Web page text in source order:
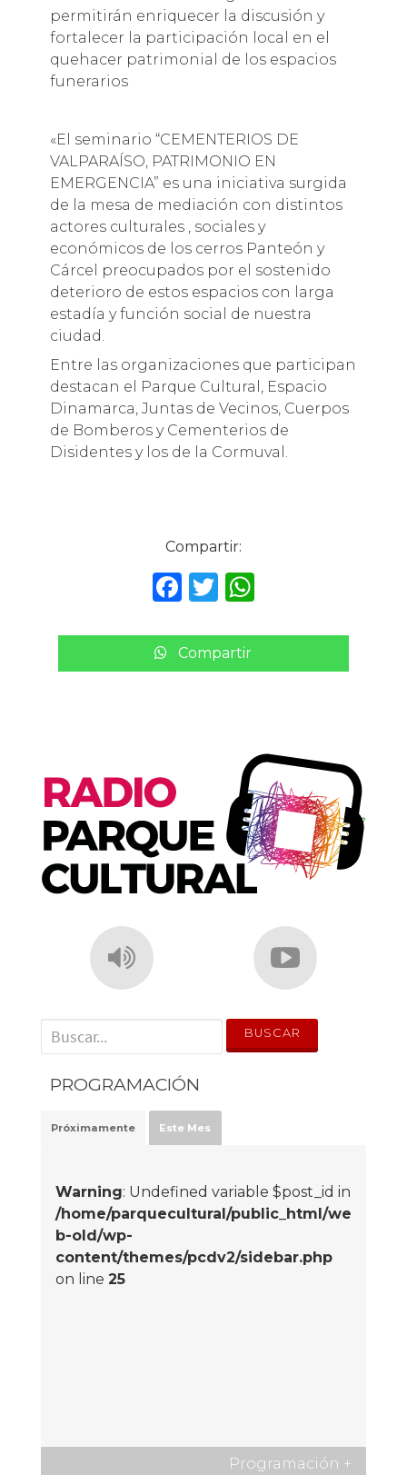
permitirán enriquecer la discusión y
fortalecer la participación local en el
quehacer patrimonial de los espacios
funerarios
«El seminario “CEMENTERIOS DE
VALPARAÍSO, PATRIMONIO EN
EMERGENCIA” es una iniciativa surgida
de la mesa de mediación con distintos
actores culturales , sociales y
económicos de los cerros Panteón y
Cárcel preocupados por el sostenido
deterioro de estos espacios con larga
estadía y función social de nuestra
ciudad.
Entre las organizaciones que participan
destacan el Parque Cultural, Espacio
Dinamarca, Juntas de Vecinos, Cuerpos
de Bomberos y Cementerios de
Disidentes y los de la Cormuval.
Compartir:
F
c
e
T
it
te
W
a
ts
p
Compartir
' . __('Search for:') . '
PROGRAMACIÓN
Próximamente Este Mes
Warning: Undefined variable $post_id in
/home/parquecultural/public_html/we
b-old/wp-
content/themes/pcdv2/sidebar.php
on line 25
Programación +